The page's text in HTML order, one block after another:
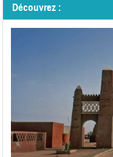
Découvrez :